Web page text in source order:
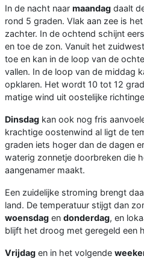
In de nacht naar maandag daalt
rond 5 graden. Vlak aan zee is
zachter. In de ochtend schijnt
en toe de zon. Vanuit het
toe en kan in de loop van de
vallen. In de loop van de middag
opklaren. Het wordt 10 tot 12
matige wind uit oostelijke
Dinsdag kan ook nog fris
krachtige oostenwind al ligt de
graden iets hoger dan de dagen
waterig zonnetje doorbreken die
aangenamer maakt.
Een zuidelijke stroming brengt
land. De temperatuur stijgt dan
woensdag en donderdag, en
blijft het droog met geregeld een
Vrijdag en in het volgende